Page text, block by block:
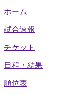
ホーム
試合速報
チケット
日程・結果
順位表